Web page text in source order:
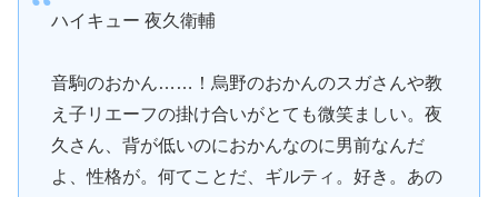
ハイキュー 夜久衛輔
音駒のおかん……！烏野のおかんのスガさんや教
え子リエーフの掛け合いがとても微笑ましい。夜
久さん、背が低いのにおかんなのに男前なんだ
よ、性格が。何てことだ、ギルティ。好き。あの